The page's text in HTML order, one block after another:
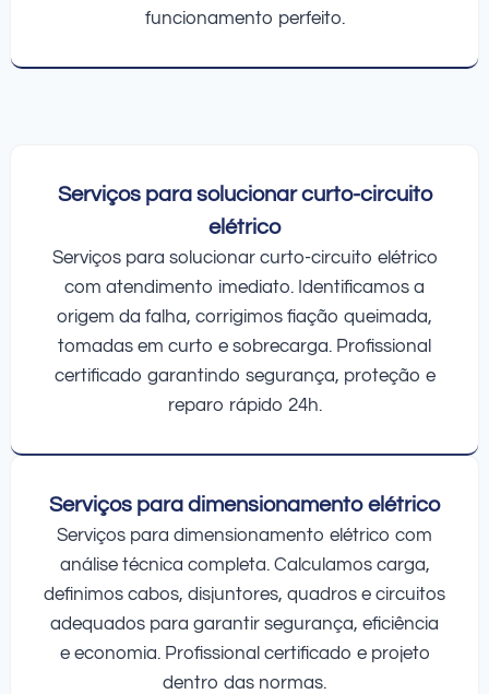
funcionamento perfeito.
Serviços para solucionar curto-circuito
elétrico
Serviços para solucionar curto-circuito elétrico
com atendimento imediato. Identificamos a
origem da falha, corrigimos fiação queimada,
tomadas em curto e sobrecarga. Profissional
certificado garantindo segurança, proteção e
reparo rápido 24h.
Serviços para dimensionamento elétrico
Serviços para dimensionamento elétrico com
análise técnica completa. Calculamos carga,
definimos cabos, disjuntores, quadros e circuitos
adequados para garantir segurança, eficiência
e economia. Profissional certificado e projeto
dentro das normas.